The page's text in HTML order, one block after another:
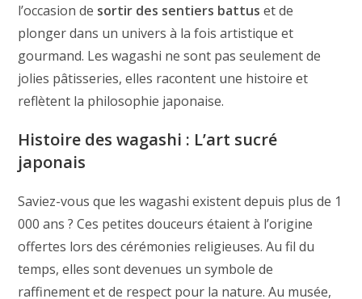
l’occasion de sortir des sentiers battus et de
plonger dans un univers à la fois artistique et
gourmand. Les wagashi ne sont pas seulement de
jolies pâtisseries, elles racontent une histoire et
reflètent la philosophie japonaise.
Histoire des wagashi : L’art sucré
japonais
Saviez-vous que les wagashi existent depuis plus de 1
000 ans ? Ces petites douceurs étaient à l’origine
offertes lors des cérémonies religieuses. Au fil du
temps, elles sont devenues un symbole de
raffinement et de respect pour la nature. Au musée,